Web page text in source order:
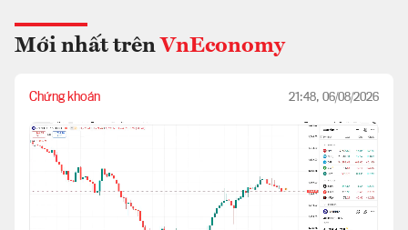
Mới nhất trên VnEconomy
Chứng khoán 21:48, 06/08/2026